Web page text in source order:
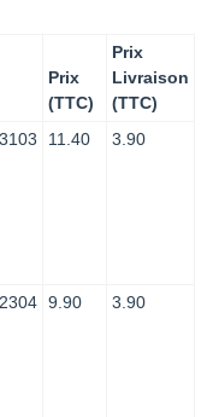
Prix
(TTC)
Prix
Livraison
(TTC)
11.40 3.90
9.90 3.90